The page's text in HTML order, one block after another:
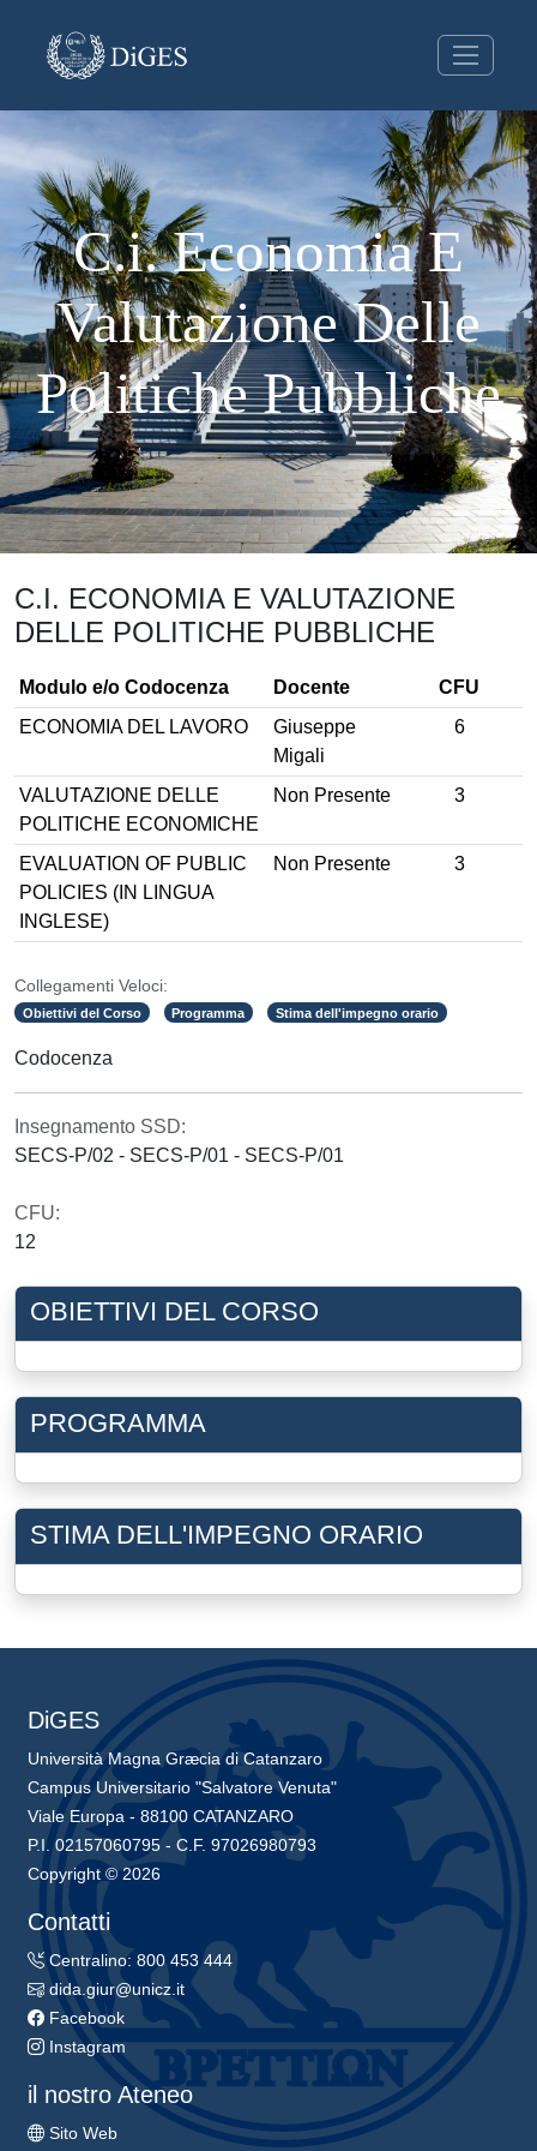
C.i. Economia E
Valutazione Delle
Politiche Pubbliche
C.I. ECONOMIA E VALUTAZIONE
DELLE POLITICHE PUBBLICHE
Modulo e/o Codocenza Docente
CFU
ECONOMIA DEL LAVORO
Giuseppe
Migali
6
VALUTAZIONE DELLE
POLITICHE ECONOMICHE
Non Presente 3
EVALUATION OF PUBLIC
POLICIES (IN LINGUA
INGLESE)
Non Presente 3
Collegamenti Veloci:
Obiettivi del Corso Programma Stima dell'impegno orario
Codocenza
Insegnamento SSD:
SECS-P/02 - SECS-P/01 - SECS-P/01
CFU:
12
OBIETTIVI DEL CORSO
PROGRAMMA
STIMA DELL'IMPEGNO ORARIO
DiGES
Università Magna Græcia di Catanzaro
Campus Universitario "Salvatore Venuta"
Viale Europa - 88100 CATANZARO
P.I. 02157060795 - C.F. 97026980793
Copyright © 2026
Contatti
Centralino: 800 453 444
dida.giur@unicz.it
Facebook
Instagram
il nostro Ateneo
Sito Web